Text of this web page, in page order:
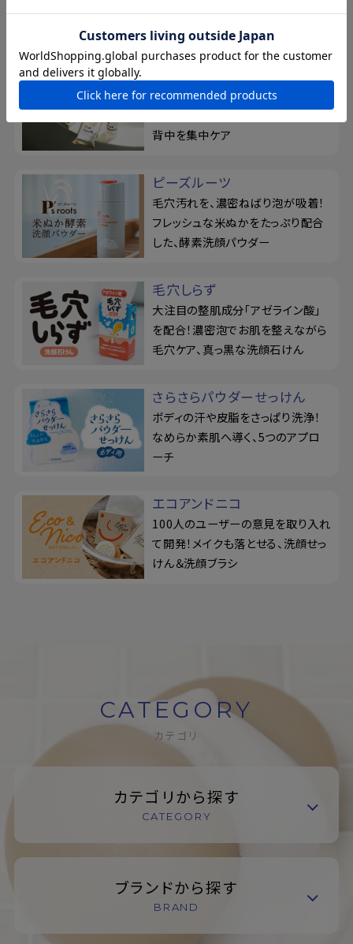
ん置きの3点セット
薬用せっけん＆ジェルミストでくり返
すニキビを予防！『フォーバック』で
背中を集中ケア
ピーズルーツ
毛穴汚れを、濃密ねばり泡が吸着！
フレッシュな米ぬかをたっぷり配合
した、酵素洗顔パウダー
毛穴しらず
大注目の整肌成分「アゼライン酸」
を配合！濃密泡でお肌を整えながら
毛穴ケア、真っ黒な洗顔石けん
さらさらパウダーせっけん
ボディの汗や皮脂をさっぱり洗浄！
なめらか素肌へ導く、5つのアプロ
ーチ
エコアンドニコ
100人のユーザーの意見を取り入れ
て開発！メイクも落とせる、洗顔せっ
けん＆洗顔ブラシ
CATEGORY
カテゴリ
カテゴリから探す
CATEGORY
ブランドから探す
BRAND